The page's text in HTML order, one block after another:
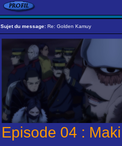
Sujet du message: Re: Golden Kamuy
Episode 04 :